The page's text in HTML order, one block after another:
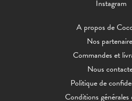
Instagram
A propos de
Nos
Commandes et
Nous
Politique de
Conditions générales